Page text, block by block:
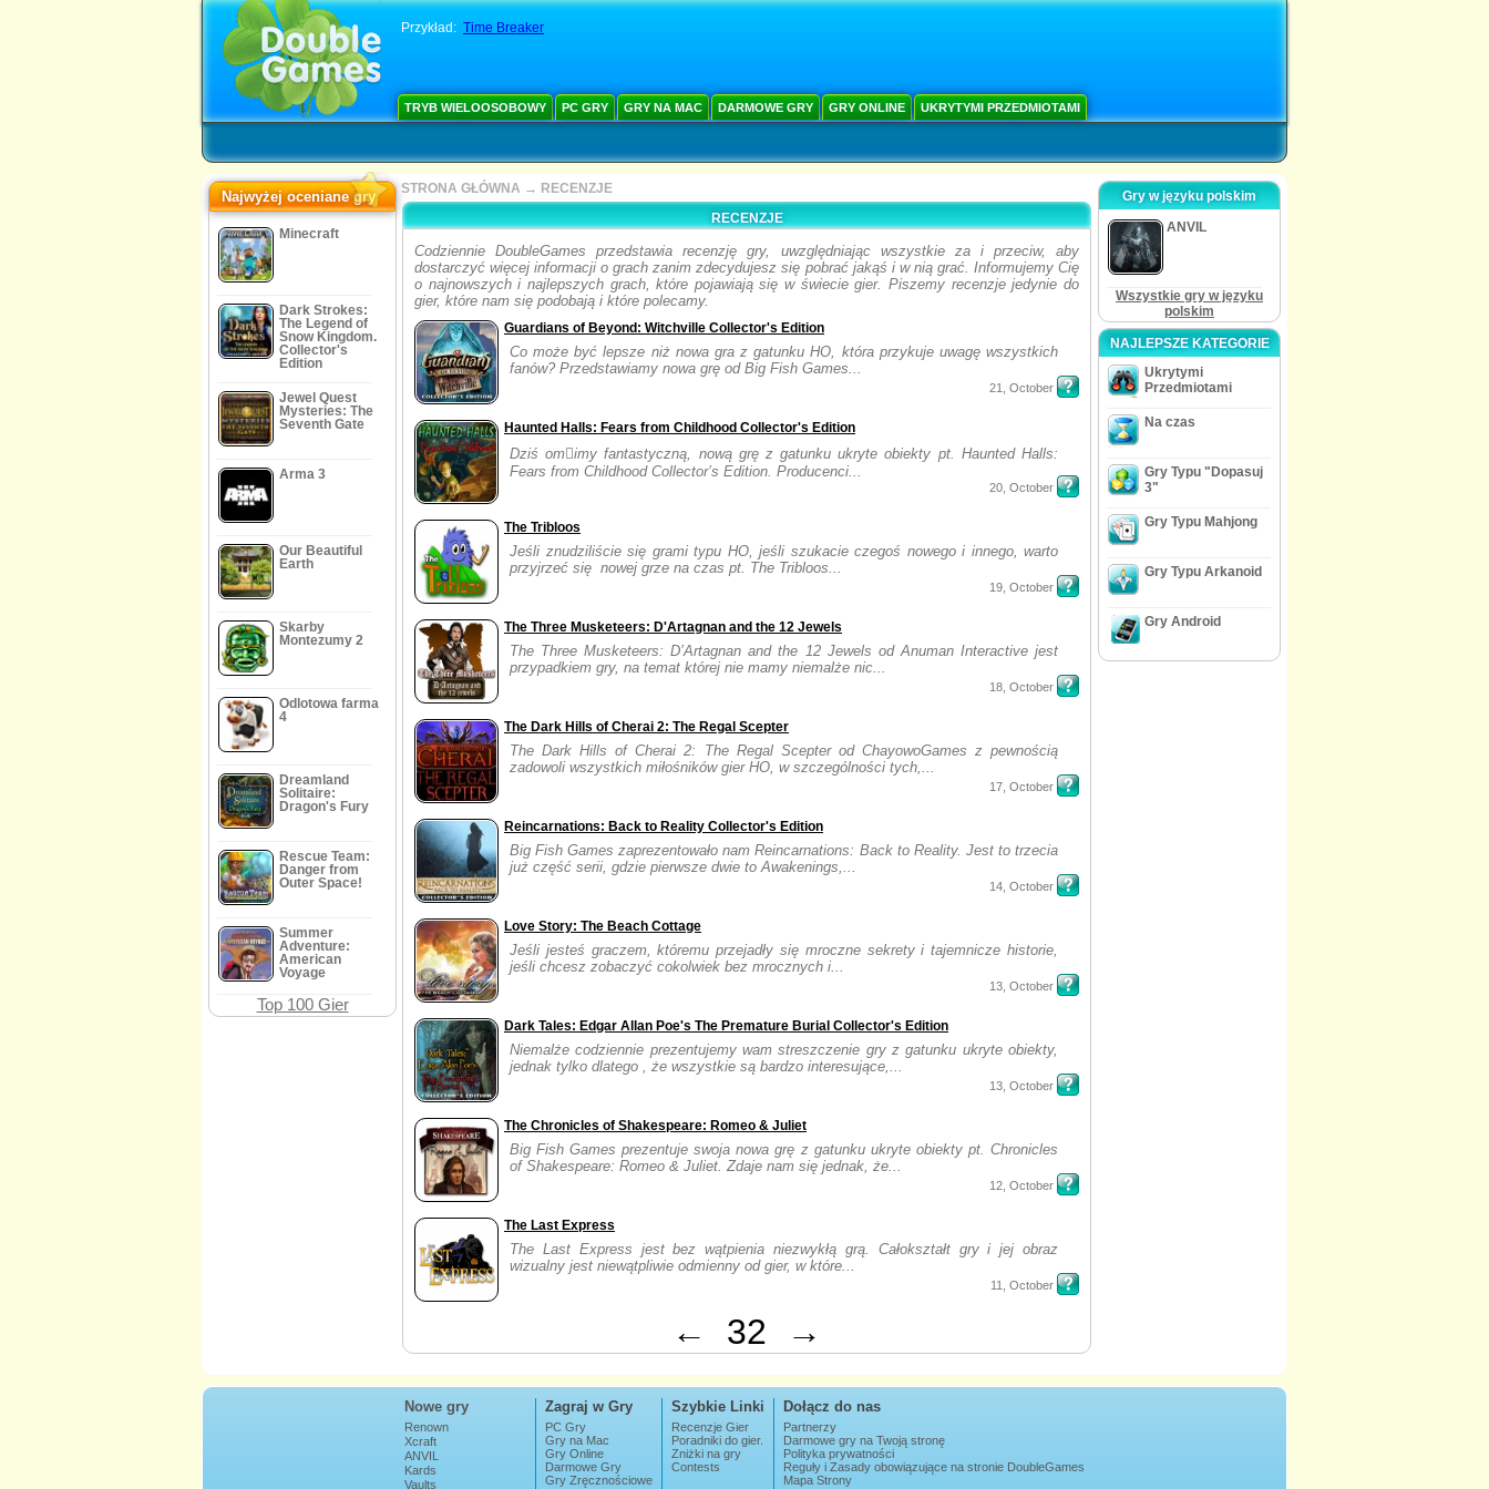
Przykład: Time Breaker
TRYB WIELOOSOBOWY PC GRY GRY NA MAC DARMOWE GRY GRY ONLINE UKRYTYMI PRZEDMIOTAMI
Najwyżej oceniane gry
Minecraft
Dark Strokes:
The Legend of
Snow Kingdom.
Collector's
Edition
Jewel Quest
Mysteries: The
Seventh Gate
Arma 3
Our Beautiful
Earth
Skarby
Montezumy 2
Odlotowa farma
4
Dreamland
Solitaire:
Dragon's Fury
Rescue Team:
Danger from
Outer Space!
Summer
Adventure:
American
Voyage
Top 100 Gier
STRONA GŁÓWNA → RECENZJE
RECENZJE
Codziennie DoubleGames przedstawia recenzję gry, uwzględniając wszystkie za i przeciw, aby
dostarczyć więcej informacji o grach zanim zdecydujesz się pobrać jakąś i w nią grać. Informujemy Cię
o najnowszych i najlepszych grach, które pojawiają się w świecie gier. Piszemy recenzje jedynie do
gier, które nam się podobają i które polecamy.
Guardians of Beyond: Witchville Collector's Edition
Co może być lepsze niż nowa gra z gatunku HO, która przykuje uwagę wszystkich
fanów? Przedstawiamy nowa grę od Big Fish Games...
21, October
Haunted Halls: Fears from Childhood Collector's Edition
Dziś omimy fantastyczną, nową grę z gatunku ukryte obiekty pt. Haunted Halls:
Fears from Childhood Collector’s Edition. Producenci...
20, October
The Tribloos
Jeśli znudziliście się grami typu HO, jeśli szukacie czegoś nowego i innego, warto
przyjrzeć się nowej grze na czas pt. The Tribloos...
19, October
The Three Musketeers: D'Artagnan and the 12 Jewels
The Three Musketeers: D’Artagnan and the 12 Jewels od Anuman Interactive jest
przypadkiem gry, na temat której nie mamy niemalże nic...
18, October
The Dark Hills of Cherai 2: The Regal Scepter
The Dark Hills of Cherai 2: The Regal Scepter od ChayowoGames z pewnością
zadowoli wszystkich miłośników gier HO, w szczególności tych,...
17, October
Reincarnations: Back to Reality Collector's Edition
Big Fish Games zaprezentowało nam Reincarnations: Back to Reality. Jest to trzecia
już część serii, gdzie pierwsze dwie to Awakenings,...
14, October
Love Story: The Beach Cottage
Jeśli jesteś graczem, któremu przejadły się mroczne sekrety i tajemnicze historie,
jeśli chcesz zobaczyć cokolwiek bez mrocznych i...
13, October
Dark Tales: Edgar Allan Poe's The Premature Burial Collector's Edition
Niemalże codziennie prezentujemy wam streszczenie gry z gatunku ukryte obiekty,
jednak tylko dlatego , że wszystkie są bardzo interesujące,...
13, October
The Chronicles of Shakespeare: Romeo & Juliet
Big Fish Games prezentuje swoja nowa grę z gatunku ukryte obiekty pt. Chronicles
of Shakespeare: Romeo & Juliet. Zdaje nam się jednak, że...
12, October
The Last Express
The Last Express jest bez wątpienia niezwykłą grą. Całokształt gry i jej obraz
wizualny jest niewątpliwie odmienny od gier, w które...
11, October
← 32 →
Gry w języku polskim
ANVIL
Wszystkie gry w języku
polskim
NAJLEPSZE KATEGORIE
Ukrytymi
Przedmiotami
Na czas
Gry Typu "Dopasuj
3"
Gry Typu Mahjong
Gry Typu Arkanoid
Gry Android
Nowe gry
Renown
Xcraft
ANVIL
Kards
Vaults
Zagraj w Gry
PC Gry
Gry na Mac
Gry Online
Darmowe Gry
Gry Zręcznościowe
Szybkie Linki
Recenzje Gier
Poradniki do gier.
Zniżki na gry
Contests
Dołącz do nas
Partnerzy
Darmowe gry na Twoją stronę
Polityka prywatności
Reguły i Zasady obowiązujące na stronie DoubleGames
Mapa Strony